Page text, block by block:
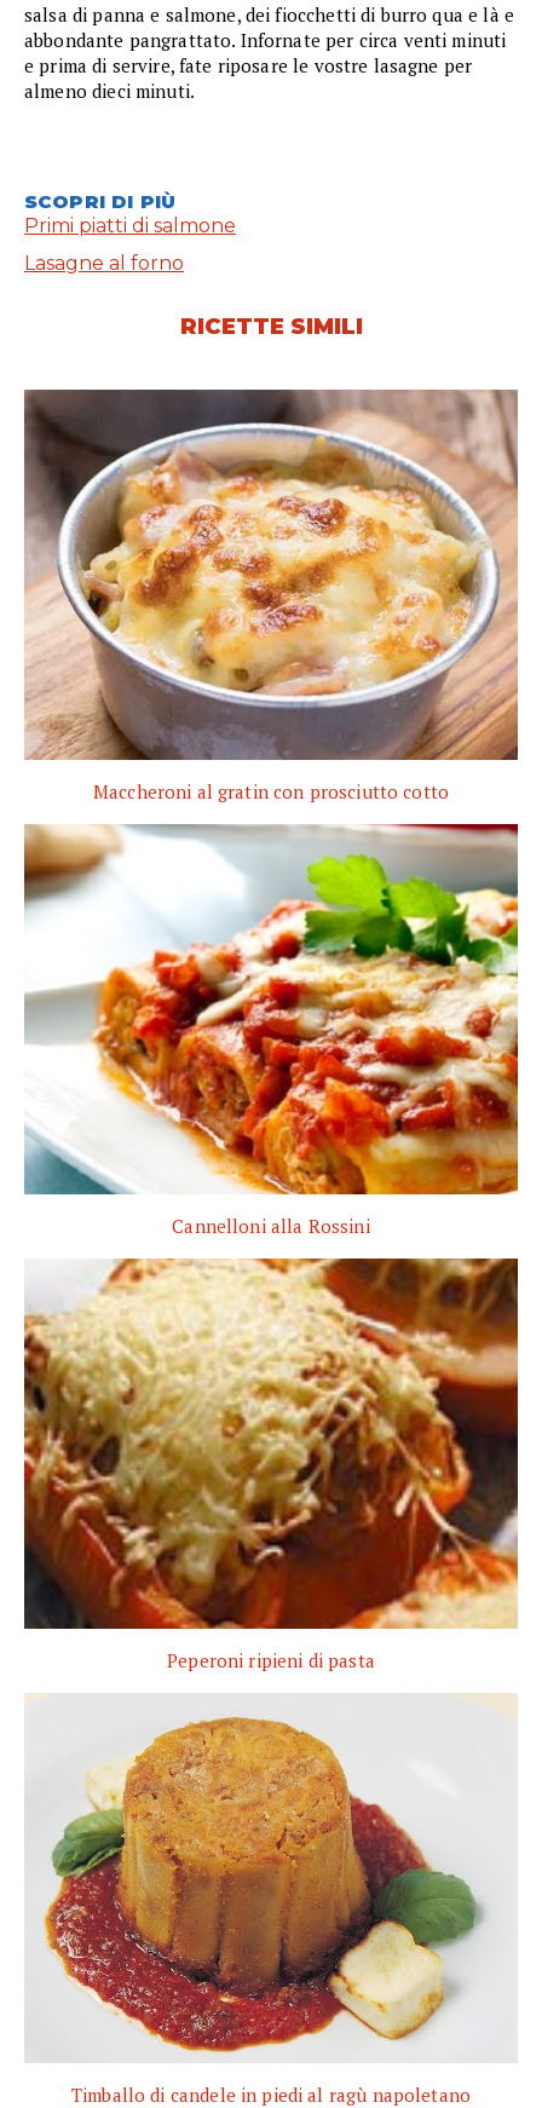
salsa di panna e salmone, dei fiocchetti di burro qua e là e
abbondante pangrattato. Infornate per circa venti minuti
e prima di servire, fate riposare le vostre lasagne per
almeno dieci minuti.
SCOPRI DI PIÙ
Primi piatti di salmone
Lasagne al forno
RICETTE SIMILI
Maccheroni al gratin con prosciutto cotto
Cannelloni alla Rossini
Peperoni ripieni di pasta
Timballo di candele in piedi al ragù napoletano